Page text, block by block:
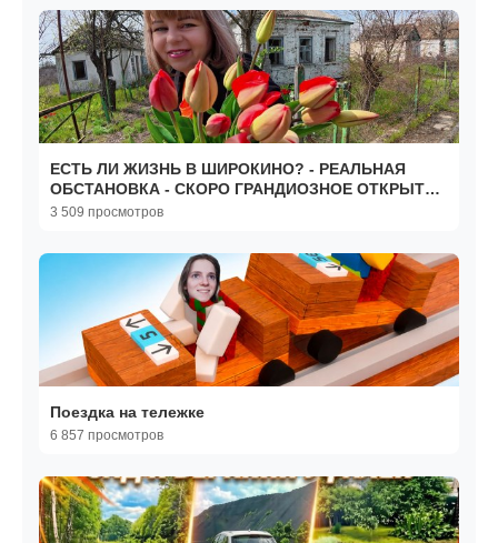
ЕСТЬ ЛИ ЖИЗНЬ В ШИРОКИНО? - РЕАЛЬНАЯ
ОБСТАНОВКА - СКОРО ГРАНДИОЗНОЕ ОТКРЫТИЕ
В МАРИУПОЛЕ
3 509 просмотров
Поездка на тележке
6 857 просмотров